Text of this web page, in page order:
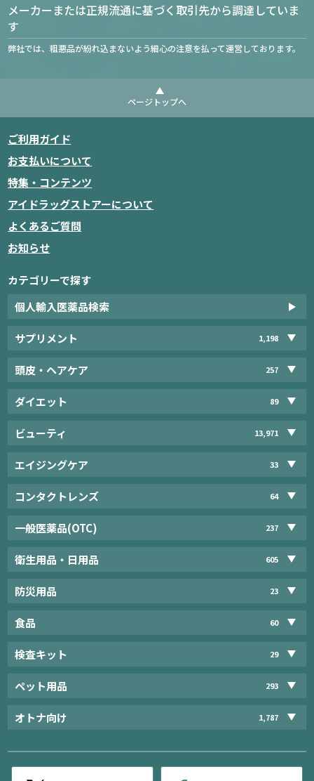
メーカーまたは正規流通に基づく取引先から調達していま
す
弊社では、粗悪品が紛れ込まないよう細心の注意を払って運営しております。
ページトップへ
ご利用ガイド
お支払いについて
特集・コンテンツ
アイドラッグストアーについて
よくあるご質問
お知らせ
カテゴリーで探す
個人輸入医薬品検索
サプリメント 1,198
頭皮・ヘアケア 257
ダイエット 89
ビューティ 13,971
エイジングケア 33
コンタクトレンズ 64
一般医薬品(OTC) 237
衛生用品・日用品 605
防災用品 23
食品 60
検査キット 29
ペット用品 293
オトナ向け 1,787